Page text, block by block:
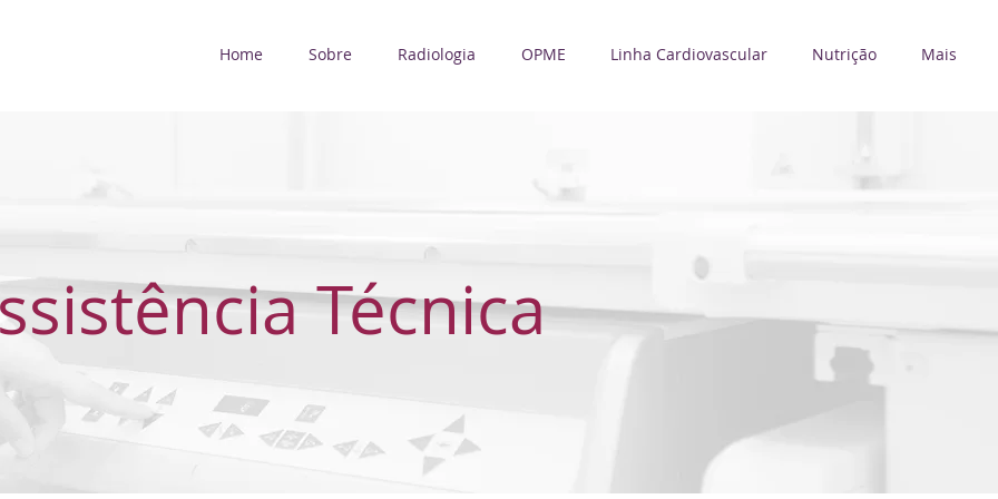
Home Sobre Radiologia OPME Linha Cardiovascular Nutrição Mais
Técnica